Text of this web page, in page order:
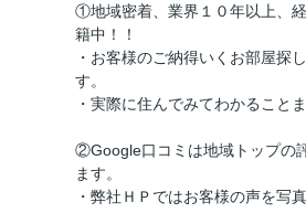
①地域密着、業界１０年以上、
籍中！！
・お客様のご納得いくお部屋探
す。
・実際に住んでみてわかること
②Google口コミは地域トップの
ます。
・弊社ＨＰではお客様の声を写